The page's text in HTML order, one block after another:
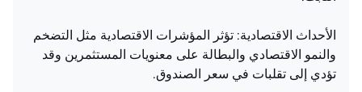
الأحداث الاقتصادية: تؤثر المؤشرات الاقتصادية مثل التضخم
والنمو الاقتصادي والبطالة على معنويات المستثمرين وقد
تؤدي إلى تقلبات في سعر الصندوق.